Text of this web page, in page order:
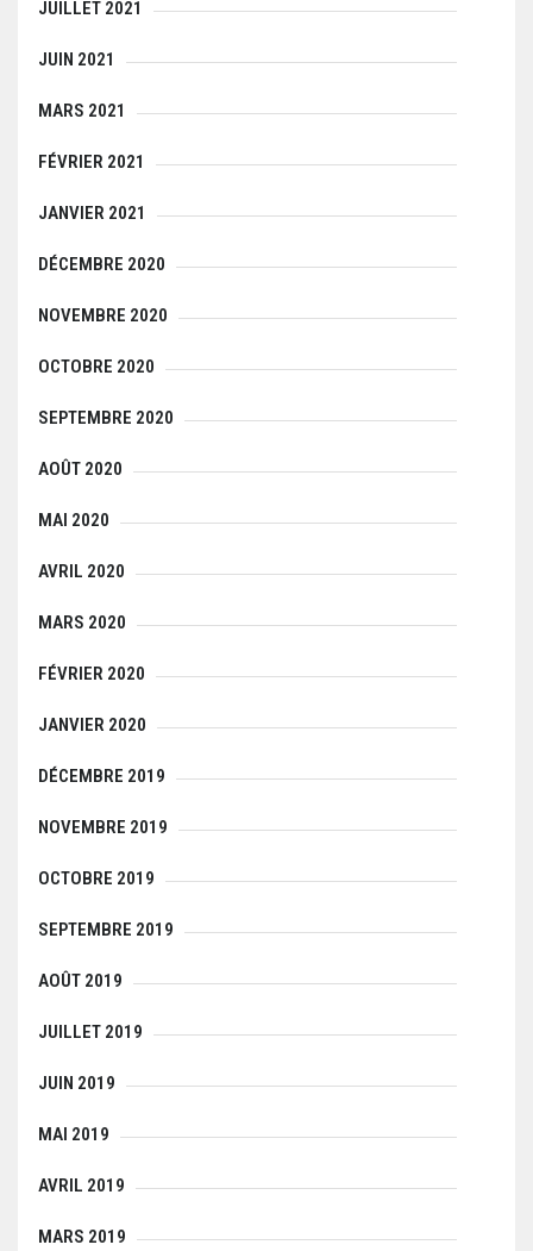
JUILLET 2021
JUIN 2021
MARS 2021
FÉVRIER 2021
JANVIER 2021
DÉCEMBRE 2020
NOVEMBRE 2020
OCTOBRE 2020
SEPTEMBRE 2020
AOÛT 2020
MAI 2020
AVRIL 2020
MARS 2020
FÉVRIER 2020
JANVIER 2020
DÉCEMBRE 2019
NOVEMBRE 2019
OCTOBRE 2019
SEPTEMBRE 2019
AOÛT 2019
JUILLET 2019
JUIN 2019
MAI 2019
AVRIL 2019
MARS 2019